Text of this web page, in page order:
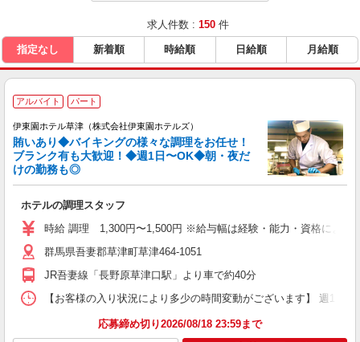
〒171-0022
東京都豊島区南池袋1-10-13 荒井ビル5階
URL https://www.itoenhotel.com/
求人件数 : 150 件
指定なし 新着順 時給順 日給順 月給順
アルバイト パート
伊東園ホテル草津（株式会社伊東園ホテルズ）
賄いあり◆バイキングの様々な調理をお任せ！
ブランク有も大歓迎！◆週1日〜OK◆朝・夜だ
けの勤務も◎
ホテルの調理スタッフ
時給 調理 1,300円〜1,500円 ※給与幅は経験・能力・資格による
群馬県吾妻郡草津町草津464-1051
JR吾妻線「長野原草津口駅」より車で約40分
【お客様の入り状況により多少の時間変動がございます】 週1日
応募締め切り2026/08/18 23:59まで